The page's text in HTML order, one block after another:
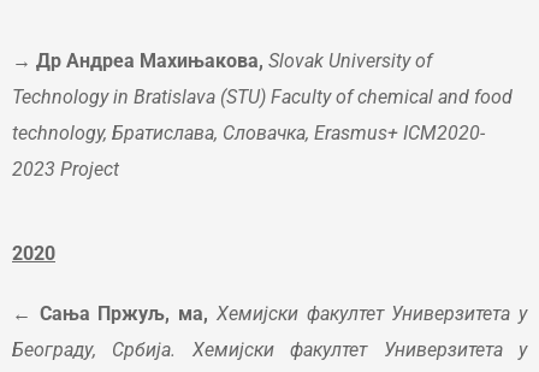
→ Др Андреа Махињакова, Slovak University of
Technology in Bratislava (STU) Faculty of chemical and food
technology, Братислава, Словачка, Erasmus+ ICM2020-
2023 Project
2020
← Сања Пржуљ, ма, Хемијски факултет Универзитета у
Београду, Србија. Хемијски факултет Универзитета у